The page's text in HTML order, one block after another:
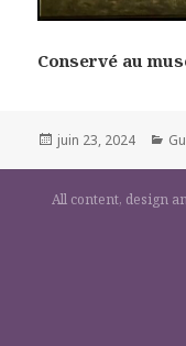
Conservé au
Posted
juin 23, 2024
All content, design